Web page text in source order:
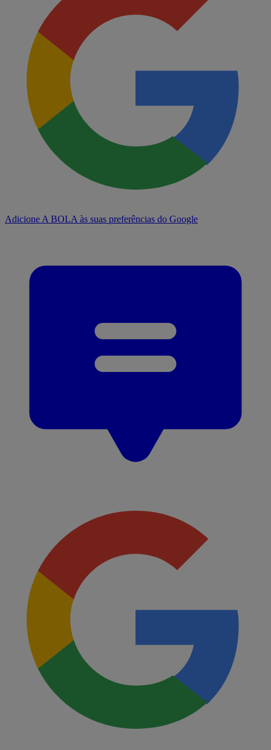
Adicione A BOLA às suas preferências do Google